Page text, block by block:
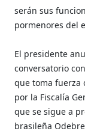
serán sus
pormenores del
El presidente
conversatorio
que toma fuerza
por la Fiscalía
que se sigue a
brasileña